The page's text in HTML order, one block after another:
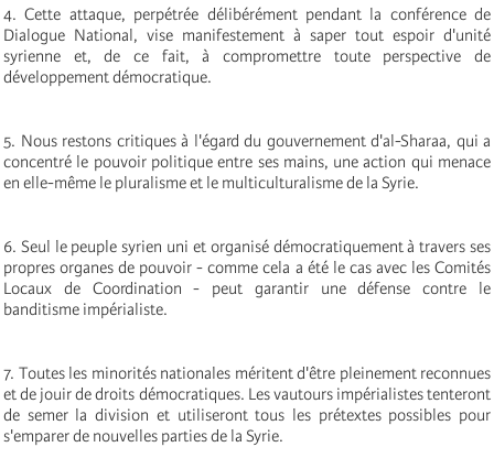
4. Cette attaque, perpétrée délibérément pendant la conférence de
Dialogue National, vise manifestement à saper tout espoir d'unité
syrienne et, de ce fait, à compromettre toute perspective de
développement démocratique.
5. Nous restons critiques à l'égard du gouvernement d'al-Sharaa, qui a
concentré le pouvoir politique entre ses mains, une action qui menace
en elle-même le pluralisme et le multiculturalisme de la Syrie.
6. Seul le peuple syrien uni et organisé démocratiquement à travers ses
propres organes de pouvoir - comme cela a été le cas avec les Comités
Locaux de Coordination - peut garantir une défense contre le
banditisme impérialiste.
7. Toutes les minorités nationales méritent d'être pleinement reconnues
et de jouir de droits démocratiques. Les vautours impérialistes tenteront
de semer la division et utiliseront tous les prétextes possibles pour
s'emparer de nouvelles parties de la Syrie.